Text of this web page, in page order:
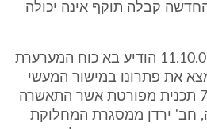
קבלה תוקף אינה יכולה
6. חשוב לציין כי ביום 11.10.01 הודיע בא כוח המערערת
את פתרונו במישור המעשי
משזו הגישה ביום 7.5.00 תכנית מפורטת אשר התאשרה
חב' ירדן ממסגרת המחלוקת